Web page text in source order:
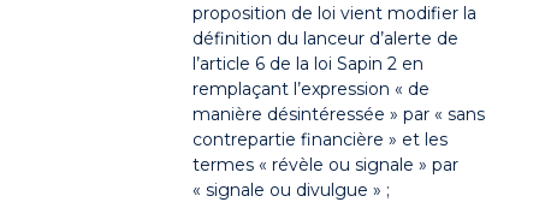
proposition de loi vient modifier la
définition du lanceur d’alerte de
l’article 6 de la loi Sapin 2 en
remplaçant l’expression « de
manière désintéressée » par « sans
contrepartie financière » et les
termes « révèle ou signale » par
« signale ou divulgue » ;